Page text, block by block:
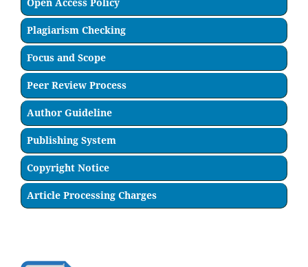
Plagiarism Checking
Focus and Scope
Peer Review Process
Author Guideline
Publishing System
Copyright Notice
Article Processing Charges